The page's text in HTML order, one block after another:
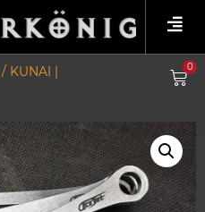
0
/ KUNAI |